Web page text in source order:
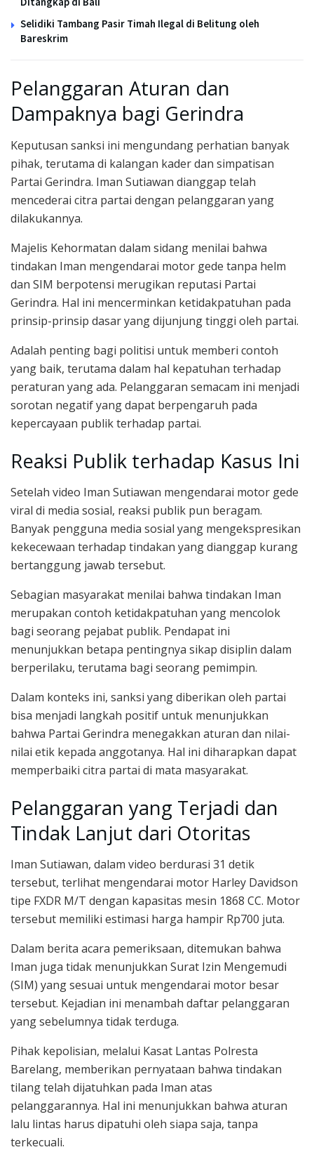
Selidiki Tambang Pasir Timah Ilegal di Belitung oleh
Bareskrim
Pelanggaran Aturan dan
Dampaknya bagi Gerindra
Keputusan sanksi ini mengundang perhatian banyak
pihak, terutama di kalangan kader dan simpatisan
Partai Gerindra. Iman Sutiawan dianggap telah
mencederai citra partai dengan pelanggaran yang
dilakukannya.
Majelis Kehormatan dalam sidang menilai bahwa
tindakan Iman mengendarai motor gede tanpa helm
dan SIM berpotensi merugikan reputasi Partai
Gerindra. Hal ini mencerminkan ketidakpatuhan pada
prinsip-prinsip dasar yang dijunjung tinggi oleh partai.
Adalah penting bagi politisi untuk memberi contoh
yang baik, terutama dalam hal kepatuhan terhadap
peraturan yang ada. Pelanggaran semacam ini menjadi
sorotan negatif yang dapat berpengaruh pada
kepercayaan publik terhadap partai.
Reaksi Publik terhadap Kasus Ini
Setelah video Iman Sutiawan mengendarai motor gede
viral di media sosial, reaksi publik pun beragam.
Banyak pengguna media sosial yang mengekspresikan
kekecewaan terhadap tindakan yang dianggap kurang
bertanggung jawab tersebut.
Sebagian masyarakat menilai bahwa tindakan Iman
merupakan contoh ketidakpatuhan yang mencolok
bagi seorang pejabat publik. Pendapat ini
menunjukkan betapa pentingnya sikap disiplin dalam
berperilaku, terutama bagi seorang pemimpin.
Dalam konteks ini, sanksi yang diberikan oleh partai
bisa menjadi langkah positif untuk menunjukkan
bahwa Partai Gerindra menegakkan aturan dan nilai-
nilai etik kepada anggotanya. Hal ini diharapkan dapat
memperbaiki citra partai di mata masyarakat.
Pelanggaran yang Terjadi dan
Tindak Lanjut dari Otoritas
Iman Sutiawan, dalam video berdurasi 31 detik
tersebut, terlihat mengendarai motor Harley Davidson
tipe FXDR M/T dengan kapasitas mesin 1868 CC. Motor
tersebut memiliki estimasi harga hampir Rp700 juta.
Dalam berita acara pemeriksaan, ditemukan bahwa
Iman juga tidak menunjukkan Surat Izin Mengemudi
(SIM) yang sesuai untuk mengendarai motor besar
tersebut. Kejadian ini menambah daftar pelanggaran
yang sebelumnya tidak terduga.
Pihak kepolisian, melalui Kasat Lantas Polresta
Barelang, memberikan pernyataan bahwa tindakan
tilang telah dijatuhkan pada Iman atas
pelanggarannya. Hal ini menunjukkan bahwa aturan
lalu lintas harus dipatuhi oleh siapa saja, tanpa
terkecuali.